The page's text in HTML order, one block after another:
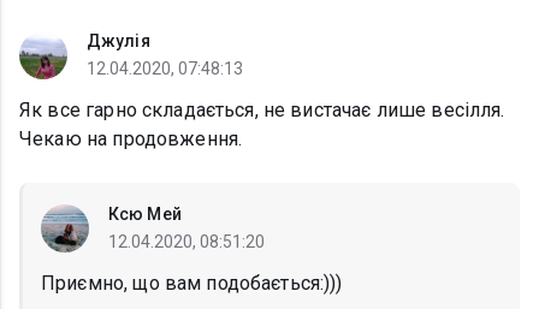
Джулія
12.04.2020, 07:48:13
Як все гарно складається, не вистачає лише весілля.
Чекаю на продовження.
Ксю Мей
12.04.2020, 08:51:20
Приємно, що вам подобається:)))